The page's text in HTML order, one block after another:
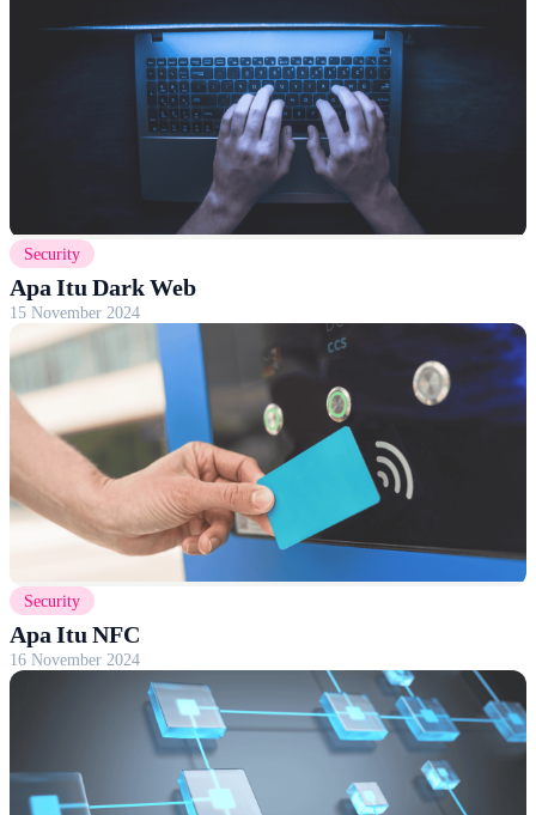
Security
Apa Itu Dark Web
15 November 2024
Security
Apa Itu NFC
16 November 2024